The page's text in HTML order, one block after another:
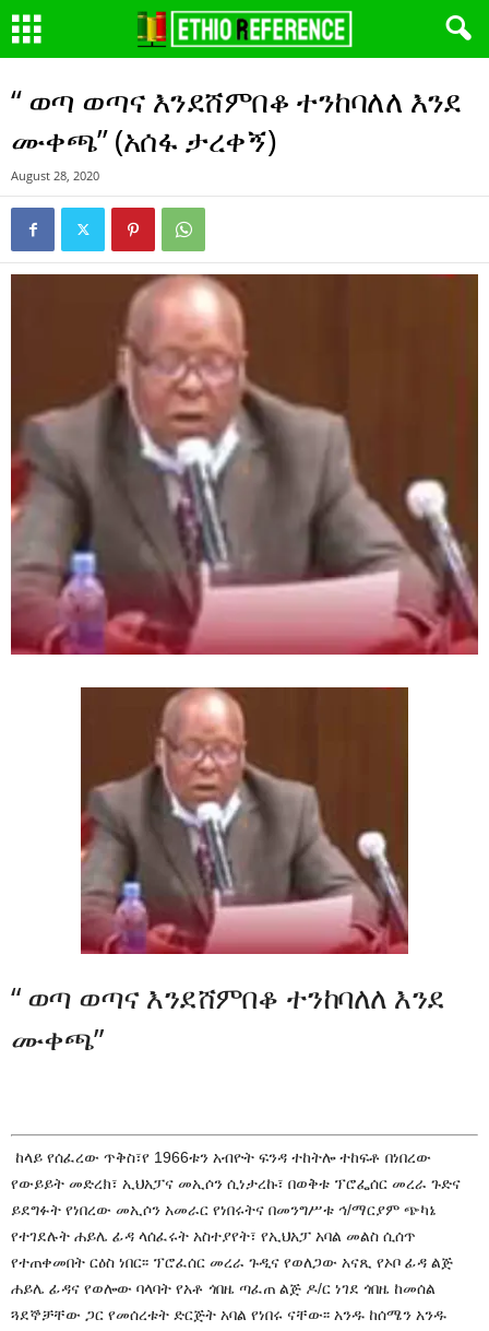
“ ወጣ ወጣና እንደሸምበቆ ተንከባለለ እንደ
ሙቀጫ” (አሰፋ ታረቀኝ)
August 28, 2020
“ወጣ ወጣና እንደሸምበቆ ተንከባለለ እንደ
ሙቀጫ”
ከላይ የሰፈረው ጥቅስ፣የ 1966ቱን አብዮት ፍንዳ ተከትሎ ተከፍቶ በነበረው
የውይይት መድረክ፣ ኢህአፓና መኢሶን ሲነታረኩ፣ በወቅቱ ፕሮፌሰር መረራ ጉድና
ይደግፉት የነበረው መኢሶን አመራር የነበሩትና በመንግሥቱ ኅ/ማርያም ጭካኔ
የተገደሉት ሐይሌ ፊዳ ላሰፈሩት አስተያየት፣ የኢህአፓ አባል መልስ ሲሰጥ
የተጠቀመበት ርዕስ ነበር፡፡ ፕሮፈሰር መረራ ጉዲና የወለጋው አናጺ የኦቦ ፊዳ ልጅ
ሐይሌ ፊዳና የወሎው ባላባት የአቶ ጎበዜ ጣፈጠ ልጅ ዶ/ር ነገደ ጎበዜ ከመሰል
ጓደኞቻቸው ጋር የመሰረቱት ድርጅት አባል የነበሩ ናቸው፡፡ አንዱ ከሰሜን አንዱ